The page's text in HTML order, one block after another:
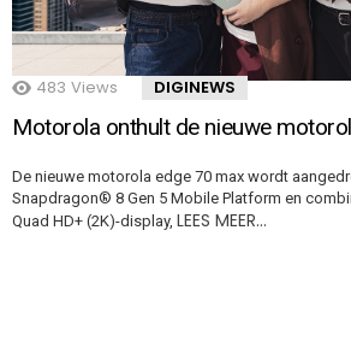
483 Views DIGINEWS
Motorola onthult de nieuwe
De nieuwe motorola edge 70 max wordt
Snapdragon® 8 Gen 5 Mobile Platform en
Quad HD+ (2K)-display, LEES MEER…